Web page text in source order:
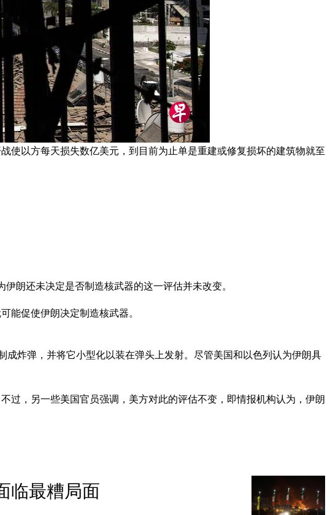
使以方每天损失数亿美元，到目前为止单是重建或修复损坏的建筑物就至
朗还未决定是否制造核武器的这一评估并未改变。
能促使伊朗决定制造核武器。
炸弹，并将它小型化以装在弹头上发射。尽管美国和以色列认为伊朗具
过，另一些美国官员强调，美方对此的评估不变，即情报机构认为，伊朗
临最糟局面